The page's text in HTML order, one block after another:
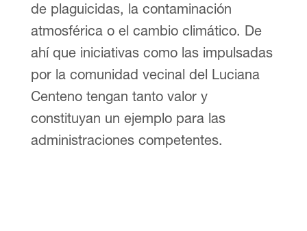
de plaguicidas, la contaminación
atmosférica o el cambio climático. De
ahí que iniciativas como las impulsadas
por la comunidad vecinal del Luciana
Centeno tengan tanto valor y
constituyan un ejemplo para las
administraciones competentes.